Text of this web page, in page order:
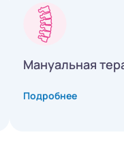
Мануальная
Подробнее